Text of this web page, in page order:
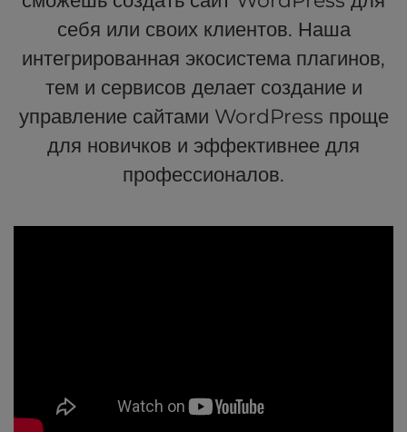
себя или своих клиентов. Наша
интегрированная экосистема плагинов,
тем и сервисов делает создание и
управление сайтами WordPress проще
для новичков и эффективнее для
профессионалов.